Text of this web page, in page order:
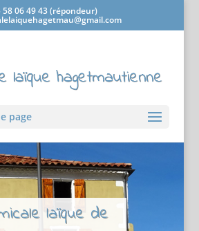
58 06 49 43 (répondeur)
page
laïque de